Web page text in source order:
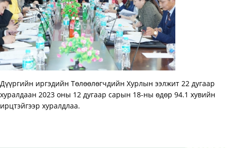
Дүүргийн иргэдийн Төлөөлөгчдийн Хурлын ээлжит 22 дугаар
хуралдаан 2023 оны 12 дугаар сарын 18-ны өдөр 94.1 хувийн
ирцтэйгээр хуралдлаа.